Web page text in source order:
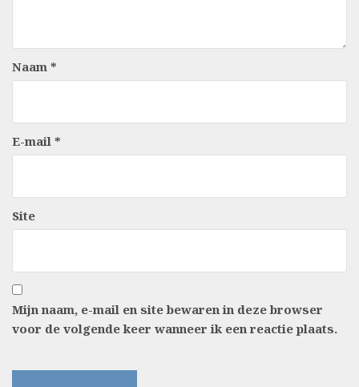
Naam *
E-mail *
Site
Mijn naam, e-mail en site bewaren in deze browser
voor de volgende keer wanneer ik een reactie plaats.